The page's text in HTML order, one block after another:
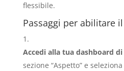
flessibile.
Passaggi per abilitare il
Accedi alla tua dashboard
sezione “Aspetto” e seleziona